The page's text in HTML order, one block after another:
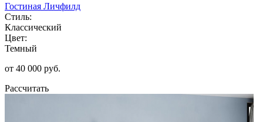
Гостиная Личфилд
Стиль:
Классический
Цвет:
Темный
от 40 000 руб.
Рассчитать